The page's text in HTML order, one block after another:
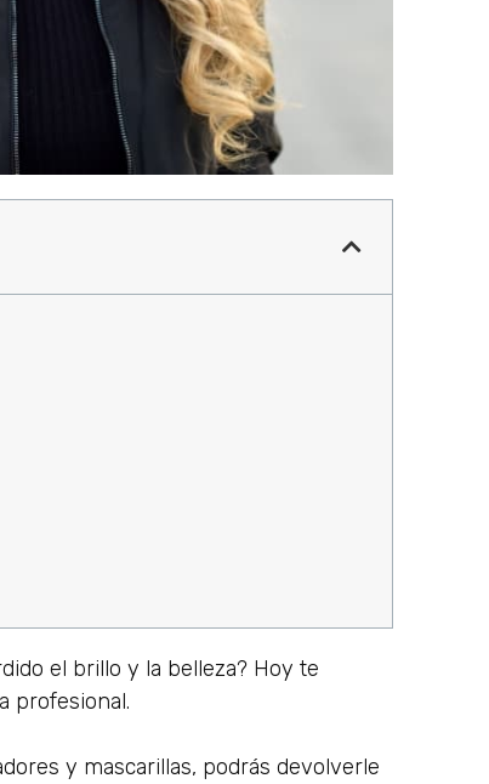
el brillo y la belleza? Hoy te
profesional.
y mascarillas, podrás devolverle